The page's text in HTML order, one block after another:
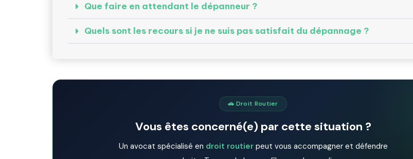
Que faire en attendant le dépanneur ?
Quels sont les recours si je ne suis pas satisfait du dépannage ?
🚗 Droit Routier
Vous êtes concerné(e) par cette situation ?
Un avocat spécialisé en droit routierpeut vous accompagner et défendre